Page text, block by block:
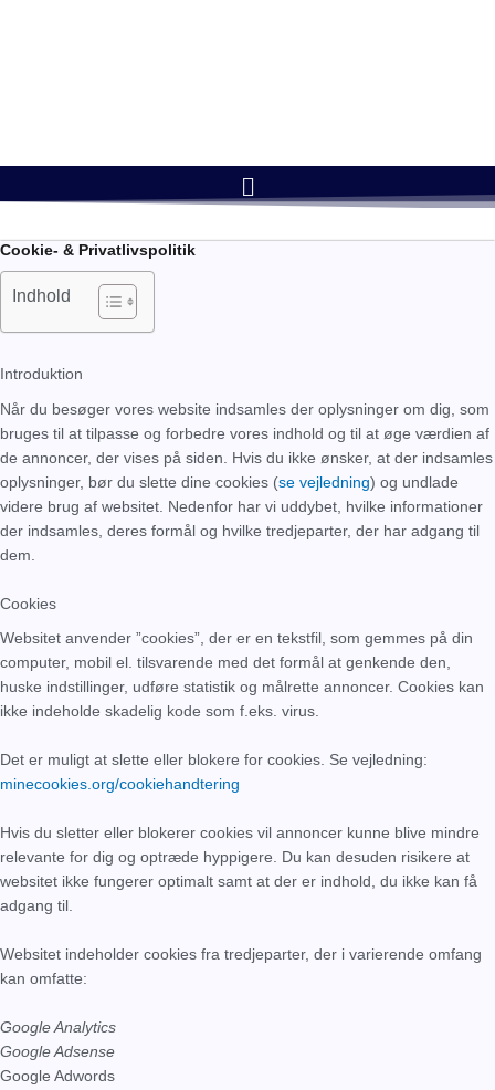
Menu
Cookie- & Privatlivspolitik
Indhold
Introduktion
Når du besøger vores website indsamles der oplysninger om dig, som
bruges til at tilpasse og forbedre vores indhold og til at øge værdien af
de annoncer, der vises på siden. Hvis du ikke ønsker, at der indsamles
oplysninger, bør du slette dine cookies (se vejledning) og undlade
videre brug af websitet. Nedenfor har vi uddybet, hvilke informationer
der indsamles, deres formål og hvilke tredjeparter, der har adgang til
dem.
Cookies
Websitet anvender ”cookies”, der er en tekstfil, som gemmes på din
computer, mobil el. tilsvarende med det formål at genkende den,
huske indstillinger, udføre statistik og målrette annoncer. Cookies kan
ikke indeholde skadelig kode som f.eks. virus.
Det er muligt at slette eller blokere for cookies. Se vejledning:
minecookies.org/cookiehandtering
Hvis du sletter eller blokerer cookies vil annoncer kunne blive mindre
relevante for dig og optræde hyppigere. Du kan desuden risikere at
websitet ikke fungerer optimalt samt at der er indhold, du ikke kan få
adgang til.
Websitet indeholder cookies fra tredjeparter, der i varierende omfang
kan omfatte:
Google Analytics
Google Adsense
Google Adwords